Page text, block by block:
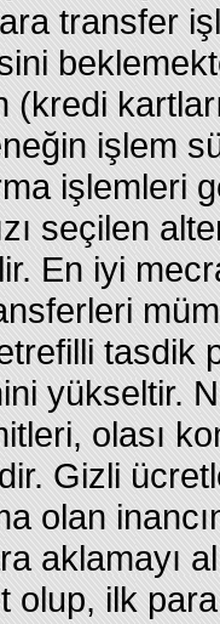
transfer
(kredi
işlem
işlemleri
seçilen
En iyi
tasdik
yükseltir.
olası
Gizli
olan
aklamayı
olup, ilk